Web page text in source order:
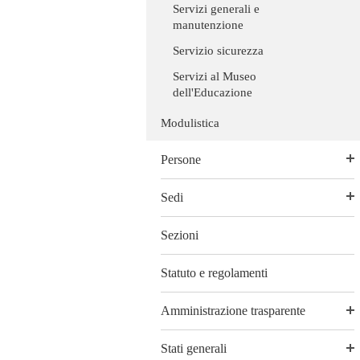
Servizi generali e
manutenzione
Servizio sicurezza
Servizi al Museo
dell'Educazione
Modulistica
Persone
Sedi
Sezioni
Statuto e regolamenti
Amministrazione trasparente
Stati generali